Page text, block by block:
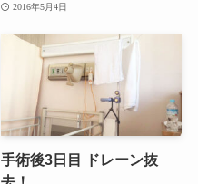
2016年5月4日
手術後3日目 ドレーン抜